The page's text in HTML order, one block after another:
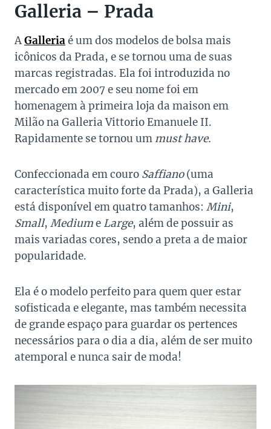
Galleria – Prada
AGalleriaé um dos modelos de bolsa mais
icônicos da Prada, e se tornou uma de suas
marcas registradas. Ela foi introduzida no
mercado em 2007 e seu nome foi em
homenagem à primeira loja da maison em
Milão na Galleria Vittorio Emanuele II.
Rapidamente se tornou ummust have.
Confeccionada em couro Saffiano(uma
característica muito forte da Prada), a Galleria
está disponível em quatro tamanhos: Mini,
Small, Mediume Large, além de possuir as
mais variadas cores, sendo a preta a de maior
popularidade.
Ela é o modelo perfeito para quem quer estar
sofisticada e elegante, mas também necessita
de grande espaço para guardar os pertences
necessários para o dia a dia, além de ser muito
atemporal e nunca sair de moda!